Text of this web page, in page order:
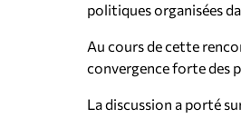
politiques organisées
Au cours de cette
convergence forte des
La discussion a porté